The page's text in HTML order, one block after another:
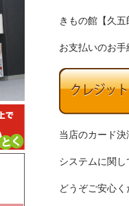
きもの館【久
お支払いのお手
当店のカード
システムに関
どうぞご安心く